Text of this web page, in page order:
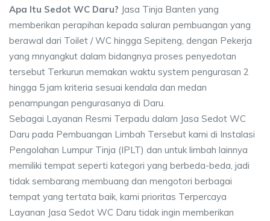
Apa Itu Sedot WC Daru? Jasa Tinja Banten yang
memberikan perapihan kepada saluran pembuangan yang
berawal dari Toilet / WC hingga Sepiteng, dengan Pekerja
yang mnyangkut dalam bidangnya proses penyedotan
tersebut Terkurun memakan waktu system pengurasan 2
hingga 5 jam kriteria sesuai kendala dan medan
penampungan pengurasanya di Daru.
Sebagai Layanan Resmi Terpadu dalam Jasa Sedot WC
Daru pada Pembuangan Limbah Tersebut kami di Instalasi
Pengolahan Lumpur Tinja (IPLT) dan untuk limbah lainnya
memiliki tempat seperti kategori yang berbeda-beda, jadi
tidak sembarang membuang dan mengotori berbagai
tempat yang tertata baik, kami prioritas Terpercaya
Layanan Jasa Sedot WC Daru tidak ingin memberikan